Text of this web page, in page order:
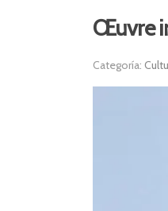
Œuvre
Categoría: